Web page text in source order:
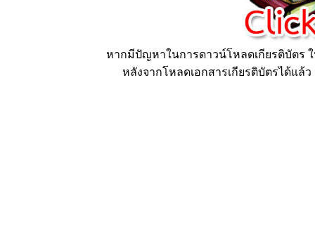
หากมีปัญหาในการดาวน์โหลดเกียรติบัตร
หลังจากโหลดเอกสารเกียรติบัตรได้แล้